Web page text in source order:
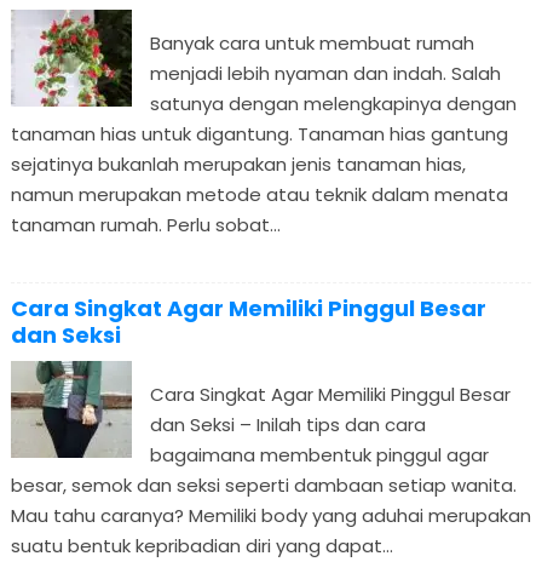
Banyak cara untuk membuat rumah
menjadi lebih nyaman dan indah. Salah
satunya dengan melengkapinya dengan
tanaman hias untuk digantung. Tanaman hias gantung
sejatinya bukanlah merupakan jenis tanaman hias,
namun merupakan metode atau teknik dalam menata
tanaman rumah. Perlu sobat...
Cara Singkat Agar Memiliki Pinggul Besar
dan Seksi
Cara Singkat Agar Memiliki Pinggul Besar
dan Seksi – Inilah tips dan cara
bagaimana membentuk pinggul agar
besar, semok dan seksi seperti dambaan setiap wanita.
Mau tahu caranya? Memiliki body yang aduhai merupakan
suatu bentuk kepribadian diri yang dapat...